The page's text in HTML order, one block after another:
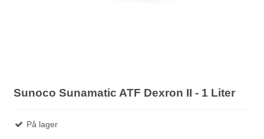
Sunoco Sunamatic ATF Dexron II - 1 Liter
På lager